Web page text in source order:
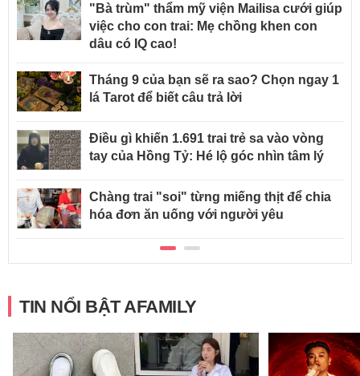
"Bà trùm" thẩm mỹ viện Mailisa cưới giúp
việc cho con trai: Mẹ chồng khen con
dâu có IQ cao!
Tháng 9 của bạn sẽ ra sao? Chọn ngay 1
lá Tarot để biết câu trả lời
Điều gì khiến 1.691 trai trẻ sa vào vòng
tay của Hồng Tỷ: Hé lộ góc nhìn tâm lý
Chàng trai "soi" từng miếng thịt để chia
hóa đơn ăn uống với người yêu
TIN NỔI BẬT AFAMILY